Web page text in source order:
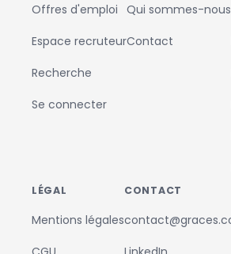
Offres d'emploi
Espace recruteur
Recherche
Se connecter
Qui sommes-nous
Contact
LÉGAL
Mentions légales
CONTACT